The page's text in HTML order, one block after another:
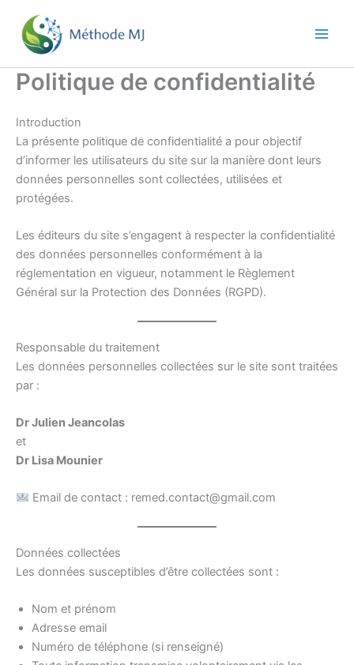
contenu
Politique de confidentialité
Introduction
La présente politique de confidentialité a pour objectif
d’informer les utilisateurs du site sur la manière dont leurs
données personnelles sont collectées, utilisées et
protégées.
Les éditeurs du site s’engagent à respecter la confidentialité
des données personnelles conformément à la
réglementation en vigueur, notamment le Règlement
Général sur la Protection des Données (RGPD).
Responsable du traitement
Les données personnelles collectées sur le site sont traitées
par :
Dr Julien Jeancolas
et
Dr Lisa Mounier
Email de contact : remed.contact@gmail.com
Données collectées
Les données susceptibles d’être collectées sont :
Nom et prénom
Adresse email
Numéro de téléphone (si renseigné)